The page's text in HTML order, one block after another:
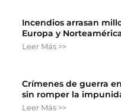
Incendios arrasan
Europa y
Leer Más >>
Crímenes de guerra
sin romper la
Leer Más >>